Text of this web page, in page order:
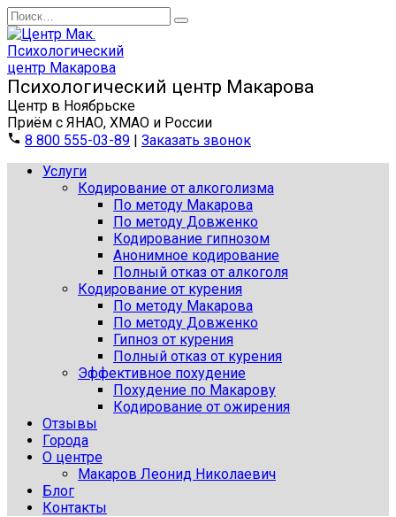
Перейти
к
содержанию
Search
for:
Центр в Ноябрьске
Приём с ЯНАО, ХМАО и России
8 800 555-03-89 | Заказать звонок
Услуги
Кодирование от алкоголизма
По методу Макарова
По методу Довженко
Кодирование гипнозом
Анонимное кодирование
Полный отказ от алкоголя
Кодирование от курения
По методу Макарова
По методу Довженко
Гипноз от курения
Полный отказ от курения
Эффективное похудение
Похудение по Макарову
Кодирование от ожирения
Отзывы
Города
О центре
Макаров Леонид Николаевич
Блог
Контакты